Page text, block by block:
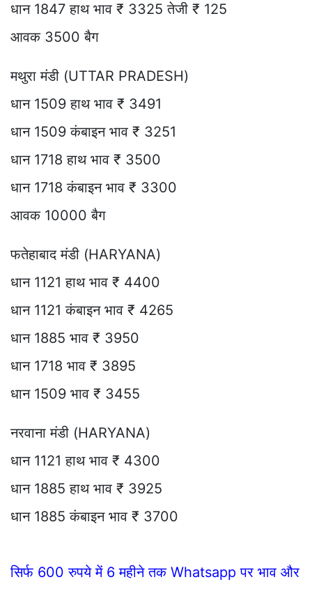
धान 1847 हाथ भाव ₹ 3325 तेजी ₹ 125
आवक 3500 बैग
मथुरा मंडी (UTTAR PRADESH)
धान 1509 हाथ भाव ₹ 3491
धान 1509 कंबाइन भाव ₹ 3251
धान 1718 हाथ भाव ₹ 3500
धान 1718 कंबाइन भाव ₹ 3300
आवक 10000 बैग
फतेहाबाद मंडी (HARYANA)
धान 1121 हाथ भाव ₹ 4400
धान 1121 कंबाइन भाव ₹ 4265
धान 1885 भाव ₹ 3950
धान 1718 भाव ₹ 3895
धान 1509 भाव ₹ 3455
नरवाना मंडी (HARYANA)
धान 1121 हाथ भाव ₹ 4300
धान 1885 हाथ भाव ₹ 3925
धान 1885 कंबाइन भाव ₹ 3700
सिर्फ 600 रुपये में 6 महीने तक Whatsapp पर भाव और